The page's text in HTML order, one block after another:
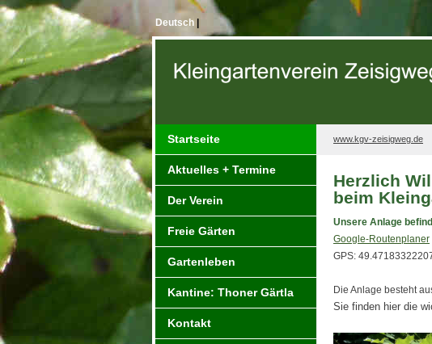
Deutsch
Startseite
Aktuelles + Termine
Der Verein
Freie Gärten
Gartenleben
Kantine: Thoner Gärtla
Kontakt
www.kgv-zeisigweg.de
Herzlich
beim
Unsere Anlage
Google-Routenplaner
GPS:
Die Anlage besteht
Sie finden hier die